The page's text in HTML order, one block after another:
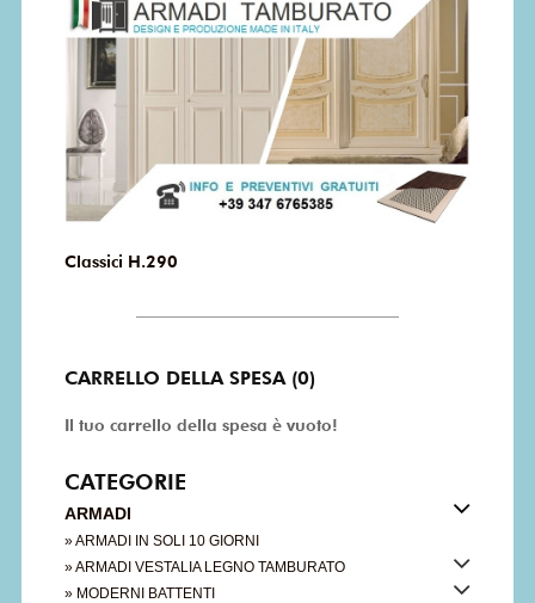
Classici H.290
CARRELLO DELLA SPESA (0)
Il tuo carrello della spesa è vuoto!
CATEGORIE
ARMADI
» ARMADI IN SOLI 10 GIORNI
» ARMADI VESTALIA LEGNO TAMBURATO
» MODERNI BATTENTI